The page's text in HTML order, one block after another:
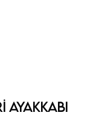
Ayakkabı